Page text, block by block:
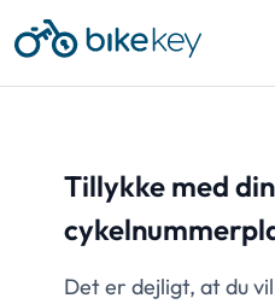
Tillykke med
Det er dejligt, at du